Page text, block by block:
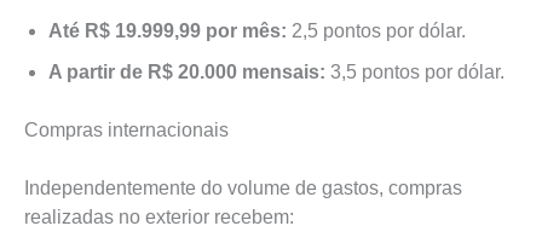
Até R$ 19.999,99 por mês: 2,5 pontos por dólar.
A partir de R$ 20.000 mensais: 3,5 pontos por dólar.
Compras internacionais
Independentemente do volume de gastos, compras
realizadas no exterior recebem: